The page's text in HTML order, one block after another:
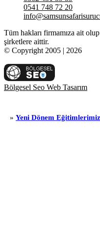
0541 748 72 20
Tüm hakları firmamıza ait
şirketlere aittir.
© Copyright 2005 | 2026
Bölgesel Seo Web Tasarım
Dönem Eğitimlerimiz 10